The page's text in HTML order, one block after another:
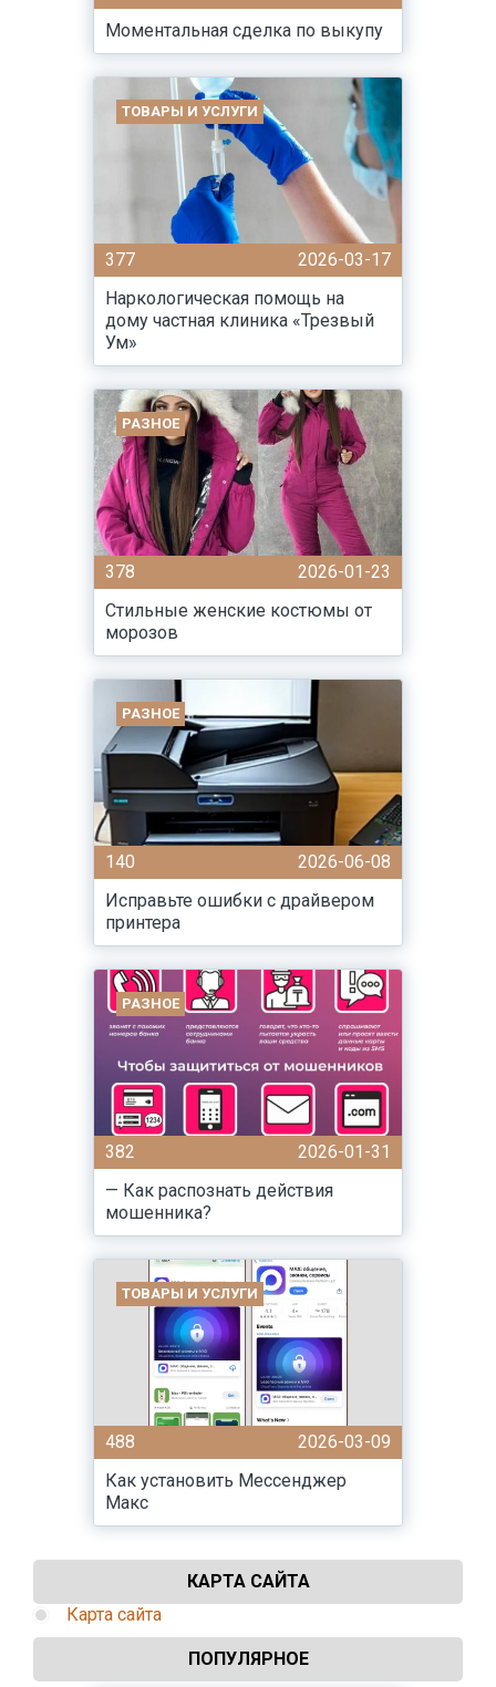
Моментальная сделка по выкупу
ТОВАРЫ И УСЛУГИ
377
2026-03-17
Наркологическая помощь на
дому частная клиника «Трезвый
Ум»
РАЗНОЕ
378
2026-01-23
Стильные женские костюмы от
морозов
РАЗНОЕ
140
2026-06-08
Исправьте ошибки с драйвером
принтера
РАЗНОЕ
382
2026-01-31
— Как распознать действия
мошенника?
ТОВАРЫ И УСЛУГИ
488
2026-03-09
Как установить Мессенджер
Макс
КАРТА САЙТА
Карта сайта
ПОПУЛЯРНОЕ